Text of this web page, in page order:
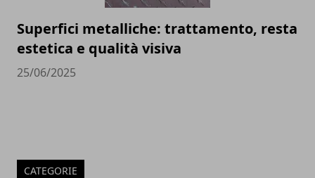
Superfici metalliche: trattamento, resta
estetica e qualità visiva
25/06/2025
CATEGORIE